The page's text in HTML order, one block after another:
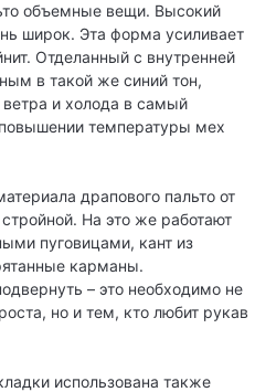
объемные вещи. Высокий
широк. Эта форма усиливает
Отделанный с внутренней
в такой же синий тон,
ветра и холода в самый
температуры мех
драпового пальто от
На это же работают
пуговицами, кант из
карманы.
– это необходимо не
но и тем, кто любит рукав
использована также